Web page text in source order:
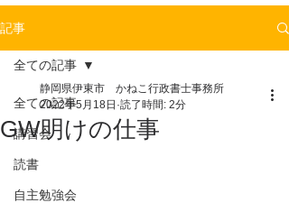
記事
全ての記事
講習会
読書
自主勉強会
全ての記事
GW明けの仕事
静岡県伊東市 かねこ行政書士事務所
2022年5月18日 読了時間: 2分